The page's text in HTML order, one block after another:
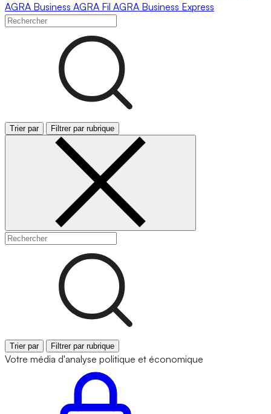
AGRA Business AGRA Fil AGRA Business Express
Trier par Filtrer par rubrique
Trier par Filtrer par rubrique
Votre média d'analyse politique et économique